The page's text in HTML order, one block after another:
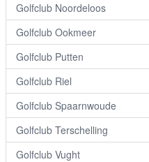
Golfclub Noordeloos
Golfclub Ookmeer
Golfclub Putten
Golfclub Riel
Golfclub Spaarnwoude
Golfclub Terschelling
Golfclub Vught